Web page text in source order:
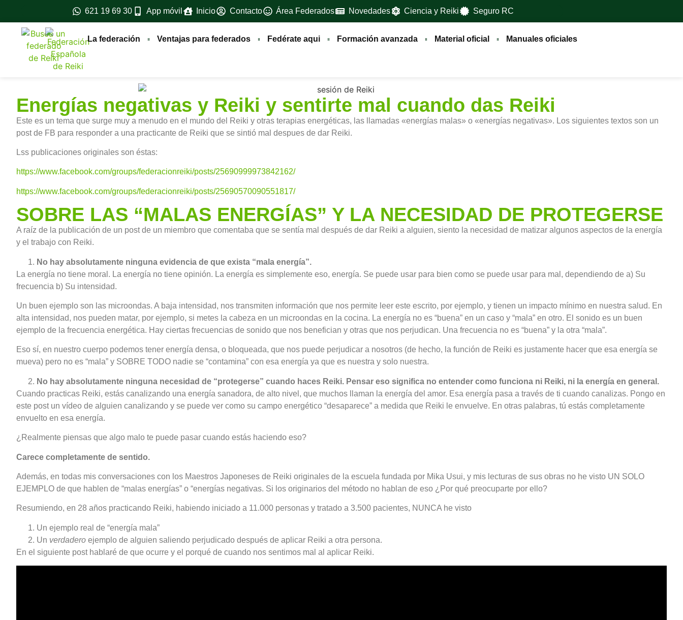
621 19 69 30 App móvil Inicio Contacto Área Federados Novedades Ciencia y Reiki Seguro RC
La federación Ventajas para federados Fedérate aqui Formación avanzada Material oficial Manuales oficiales
Energías negativas y Reiki y sentirte mal cuando das Reiki
Este es un tema que surge muy a menudo en el mundo del Reiki y otras terapias energéticas, las llamadas «energías malas» o «energías negativas». Los siguientes textos son un
post de FB para responder a una practicante de Reiki que se sintió mal despues de dar Reiki.
Lss publicaciones originales son éstas:
https://www.facebook.com/groups/federacionreiki/posts/25690999973842162/
https://www.facebook.com/groups/federacionreiki/posts/25690570090551817/
SOBRE LAS “MALAS ENERGÍAS” Y LA NECESIDAD DE PROTEGERSE
A raíz de la publicación de un post de un miembro que comentaba que se sentía mal después de dar Reiki a alguien, siento la necesidad de matizar algunos aspectos de la energía
y el trabajo con Reiki.
No hay absolutamente ninguna evidencia de que exista “mala energía”.
La energía no tiene moral. La energía no tiene opinión. La energía es simplemente eso, energía. Se puede usar para bien como se puede usar para mal, dependiendo de a) Su
frecuencia b) Su intensidad.
Un buen ejemplo son las microondas. A baja intensidad, nos transmiten información que nos permite leer este escrito, por ejemplo, y tienen un impacto mínimo en nuestra salud. En
alta intensidad, nos pueden matar, por ejemplo, si metes la cabeza en un microondas en la cocina. La energía no es “buena” en un caso y “mala” en otro. El sonido es un buen
ejemplo de la frecuencia energética. Hay ciertas frecuencias de sonido que nos benefician y otras que nos perjudican. Una frecuencia no es “buena” y la otra “mala”.
Eso sí, en nuestro cuerpo podemos tener energía densa, o bloqueada, que nos puede perjudicar a nosotros (de hecho, la función de Reiki es justamente hacer que esa energía se
mueva) pero no es “mala” y SOBRE TODO nadie se “contamina” con esa energía ya que es nuestra y solo nuestra.
No hay absolutamente ninguna necesidad de “protegerse” cuando haces Reiki. Pensar eso significa no entender como funciona ni Reiki, ni la energía en general.
Cuando practicas Reiki, estás canalizando una energía sanadora, de alto nivel, que muchos llaman la energía del amor. Esa energía pasa a través de ti cuando canalizas. Pongo en
este post un vídeo de alguien canalizando y se puede ver como su campo energético “desaparece” a medida que Reiki le envuelve. En otras palabras, tú estás completamente
envuelto en esa energía.
¿Realmente piensas que algo malo te puede pasar cuando estás haciendo eso?
Carece completamente de sentido.
Además, en todas mis conversaciones con los Maestros Japoneses de Reiki originales de la escuela fundada por Mika Usui, y mis lecturas de sus obras no he visto UN SOLO
EJEMPLO de que hablen de “malas energías” o “energías negativas. Si los originarios del método no hablan de eso ¿Por qué preocuparte por ello?
Resumiendo, en 28 años practicando Reiki, habiendo iniciado a 11.000 personas y tratado a 3.500 pacientes, NUNCA he visto
Un ejemplo real de “energía mala”
Un verdadero ejemplo de alguien saliendo perjudicado después de aplicar Reiki a otra persona.
En el siguiente post hablaré de que ocurre y el porqué de cuando nos sentimos mal al aplicar Reiki.